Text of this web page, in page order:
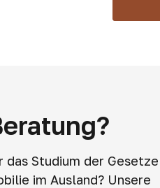
Studium der
im Ausland? Unsere